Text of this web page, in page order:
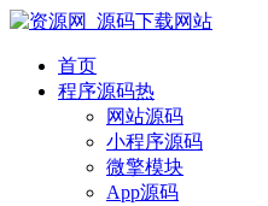
首页
程序源码热
网站源码
小程序源码
微擎模块
App源码